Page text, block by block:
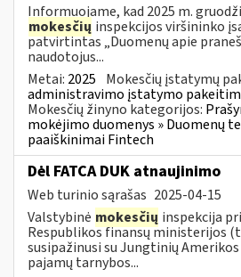
Informuojame, kad 2025 m.
mokesčių inspekcijos viršininko
patvirtintas „Duomenų apie
naudotojus...
Metai: 2025 Mokesčių įstatymų
administravimo įstatymo
Mokesčių žinyno kategorijos:
mokėjimo duomenys » Duomenų
paaiškinimai Fintech
Dėl FATCA DUK atnaujinimo
Web turinio sąrašas 2025-04-15
Valstybinė mokesčių inspekcija
Respublikos finansų ministerijos
susipažinusi su Jungtinių
pajamų tarnybos...